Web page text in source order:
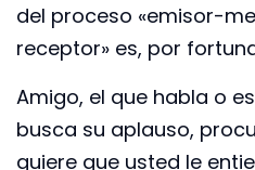
del proceso «emisor-
receptor» es, por
Amigo, el que habla o
busca su aplauso,
quiere que usted le